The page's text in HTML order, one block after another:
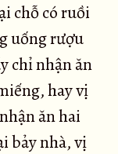
chỗ có ruồi
uống rượu
chỉ nhận ăn
hay vị
ăn hai
bảy nhà, vị